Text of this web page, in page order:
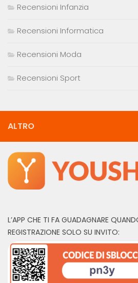
Recensioni Infanzia
Recensioni Informatica
Recensioni Moda
Recensioni Sport
ALTRO
L’APP CHE TI FA GUADAGNARE
REGISTRAZIONE SOLO SU INVITO: